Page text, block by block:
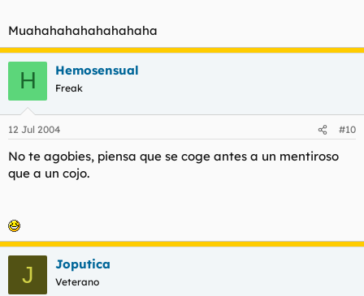
Muahahahahahahahaha
H Hemosensual
Freak
12 Jul 2004 #10
No te agobies, piensa que se coge antes a un mentiroso
que a un cojo.
J Joputica
Veterano